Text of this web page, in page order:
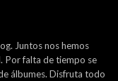
Juntos nos hemos
Por falta de tiempo se
álbumes. Disfruta todo